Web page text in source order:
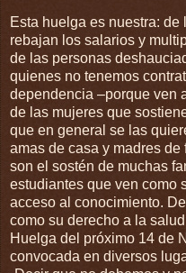
Esta huelga es nuestra:
rebajan los salarios y
de las personas
quienes no tenemos
dependencia –porque ven
de las mujeres que
que en general se las
amas de casa y madres
son el sostén de muchas
estudiantes que ven como
acceso al conocimiento.
como su derecho a la
Huelga del próximo 14 de
convocada en diversos